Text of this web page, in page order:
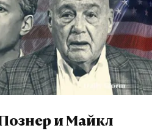
бензин в Новороссийске
отпуск топлива на
полностью
позже его
Daily Storm в MAX. Он
и Майкл